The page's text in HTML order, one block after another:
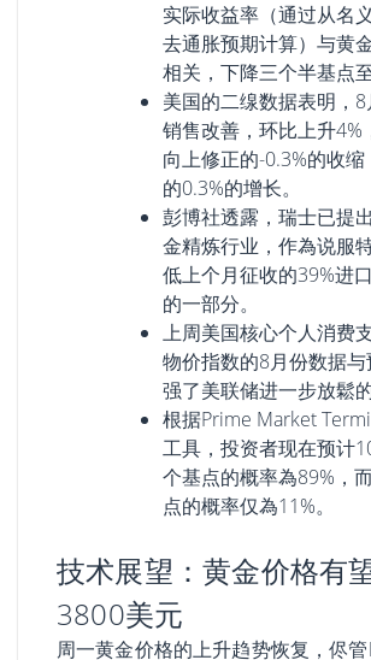
实际收益率（通过从名
去通胀预期计算）与黄
相关，下降三个半基点至
美国的二缐数据表明，
销售改善，环比上升4%
向上修正的-0.3%的收
的0.3%的增长。
彭博社透露，瑞士已提
金精炼行业，作為说服
低上个月征收的39%进
的一部分。
上周美国核心个人消费支
物价指数的8月份数据
强了美联储进一步放鬆的
根据Prime Market
工具，投资者现在预计
个基点的概率為89%，
点的概率仅為11%。
技术展望：黄金价格有
3800美元
周一黄金价格的上升趋势恢复，侭管